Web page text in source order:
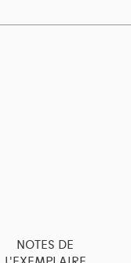
NOTES DE